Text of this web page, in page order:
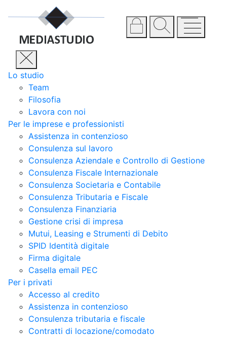
Lo studio
Team
Filosofia
Lavora con noi
Per le imprese e professionisti
Assistenza in contenzioso
Consulenza sul lavoro
Consulenza Aziendale e Controllo di Gestione
Consulenza Fiscale Internazionale
Consulenza Societaria e Contabile
Consulenza Tributaria e Fiscale
Consulenza Finanziaria
Gestione crisi di impresa
Mutui, Leasing e Strumenti di Debito
SPID Identità digitale
Firma digitale
Casella email PEC
Per i privati
Accesso al credito
Assistenza in contenzioso
Consulenza tributaria e fiscale
Contratti di locazione/comodato